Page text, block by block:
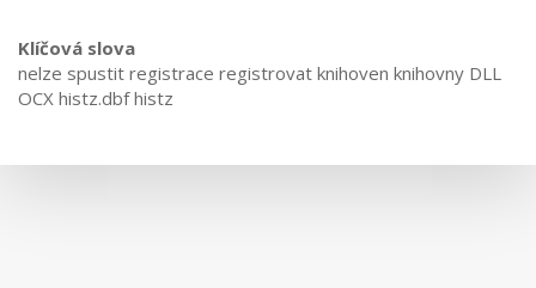
Klíčová slova
nelze spustit registrace registrovat knihoven knihovny DLL
OCX histz.dbf histz